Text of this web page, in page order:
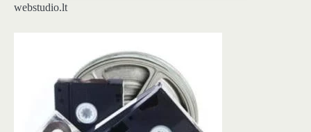
webstudio.lt